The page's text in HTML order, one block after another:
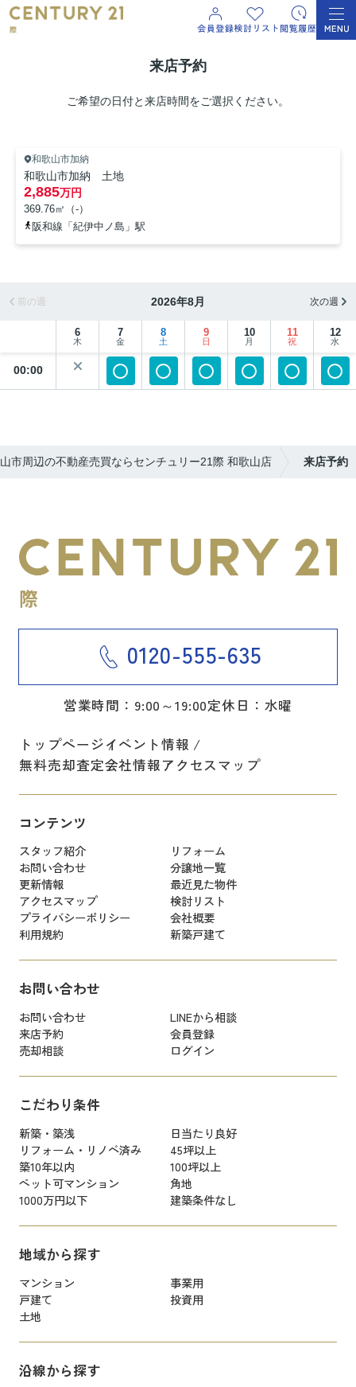
来店予約
ご希望の日付と来店時間をご選択ください。
和歌山市加納
和歌山市加納 土地
2,885万円
369.76㎡（-）
阪和線「紀伊中ノ島」駅
前の週 2026年8月 次の週
6
木
7
金
8
土
9
日
10
月
11
祝
12
水
00:00
市周辺の不動産売買ならセンチュリー21際 和歌山店 来店予約
0120-555-635
営業時間：9:00～19:00定休日：水曜
トップページイベント情報
無料売却査定会社情報アクセスマップ
コンテンツ
スタッフ紹介
リフォーム
お問い合わせ
分譲地一覧
更新情報
最近見た物件
アクセスマップ
検討リスト
プライバシーポリシー
会社概要
利用規約
新築戸建て
お問い合わせ
お問い合わせ
LINEから相談
来店予約
会員登録
売却相談
ログイン
こだわり条件
新築・築浅
日当たり良好
リフォーム・リノベ済み
45坪以上
築10年以内
100坪以上
ペット可マンション
角地
1000万円以下
建築条件なし
地域から探す
マンション
事業用
戸建て
投資用
土地
沿線から探す